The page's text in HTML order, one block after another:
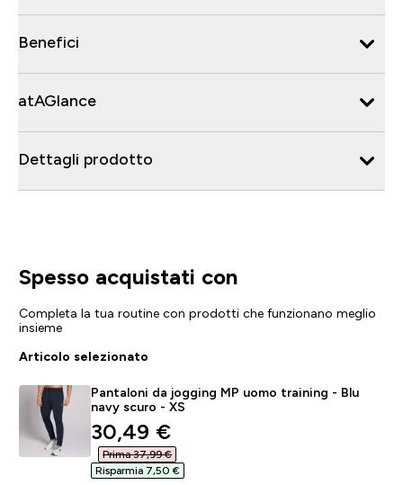
Benefici
atAGlance
Dettagli prodotto
Spesso acquistati con
Completa la tua routine con prodotti che funzionano meglio
insieme
Articolo selezionato
Pantaloni da jogging MP uomo training - Blu
navy scuro - XS
discounted price
30,49 €‎
Prima 37,99 €‎
Risparmia 7,50 €‎